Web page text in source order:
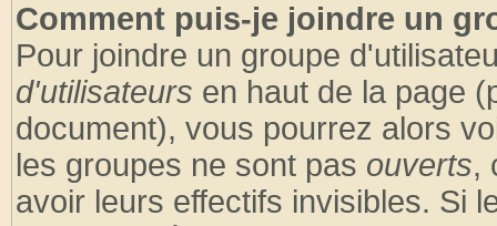
Comment puis-je joindre un
Pour joindre un groupe
d'utilisateurs en haut de la page
document), vous pourrez alors
les groupes ne sont pas ouverts,
avoir leurs effectifs invisibles. Si